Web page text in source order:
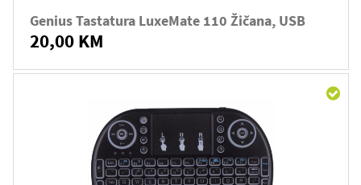
Genius Tastatura LuxeMate 110 Žičana, USB
20,00 KM